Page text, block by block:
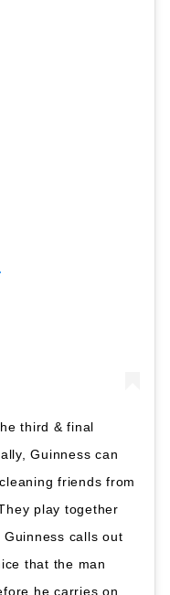
third & final
Guinness can
friends from
play together
calls out
that the man
he carries on